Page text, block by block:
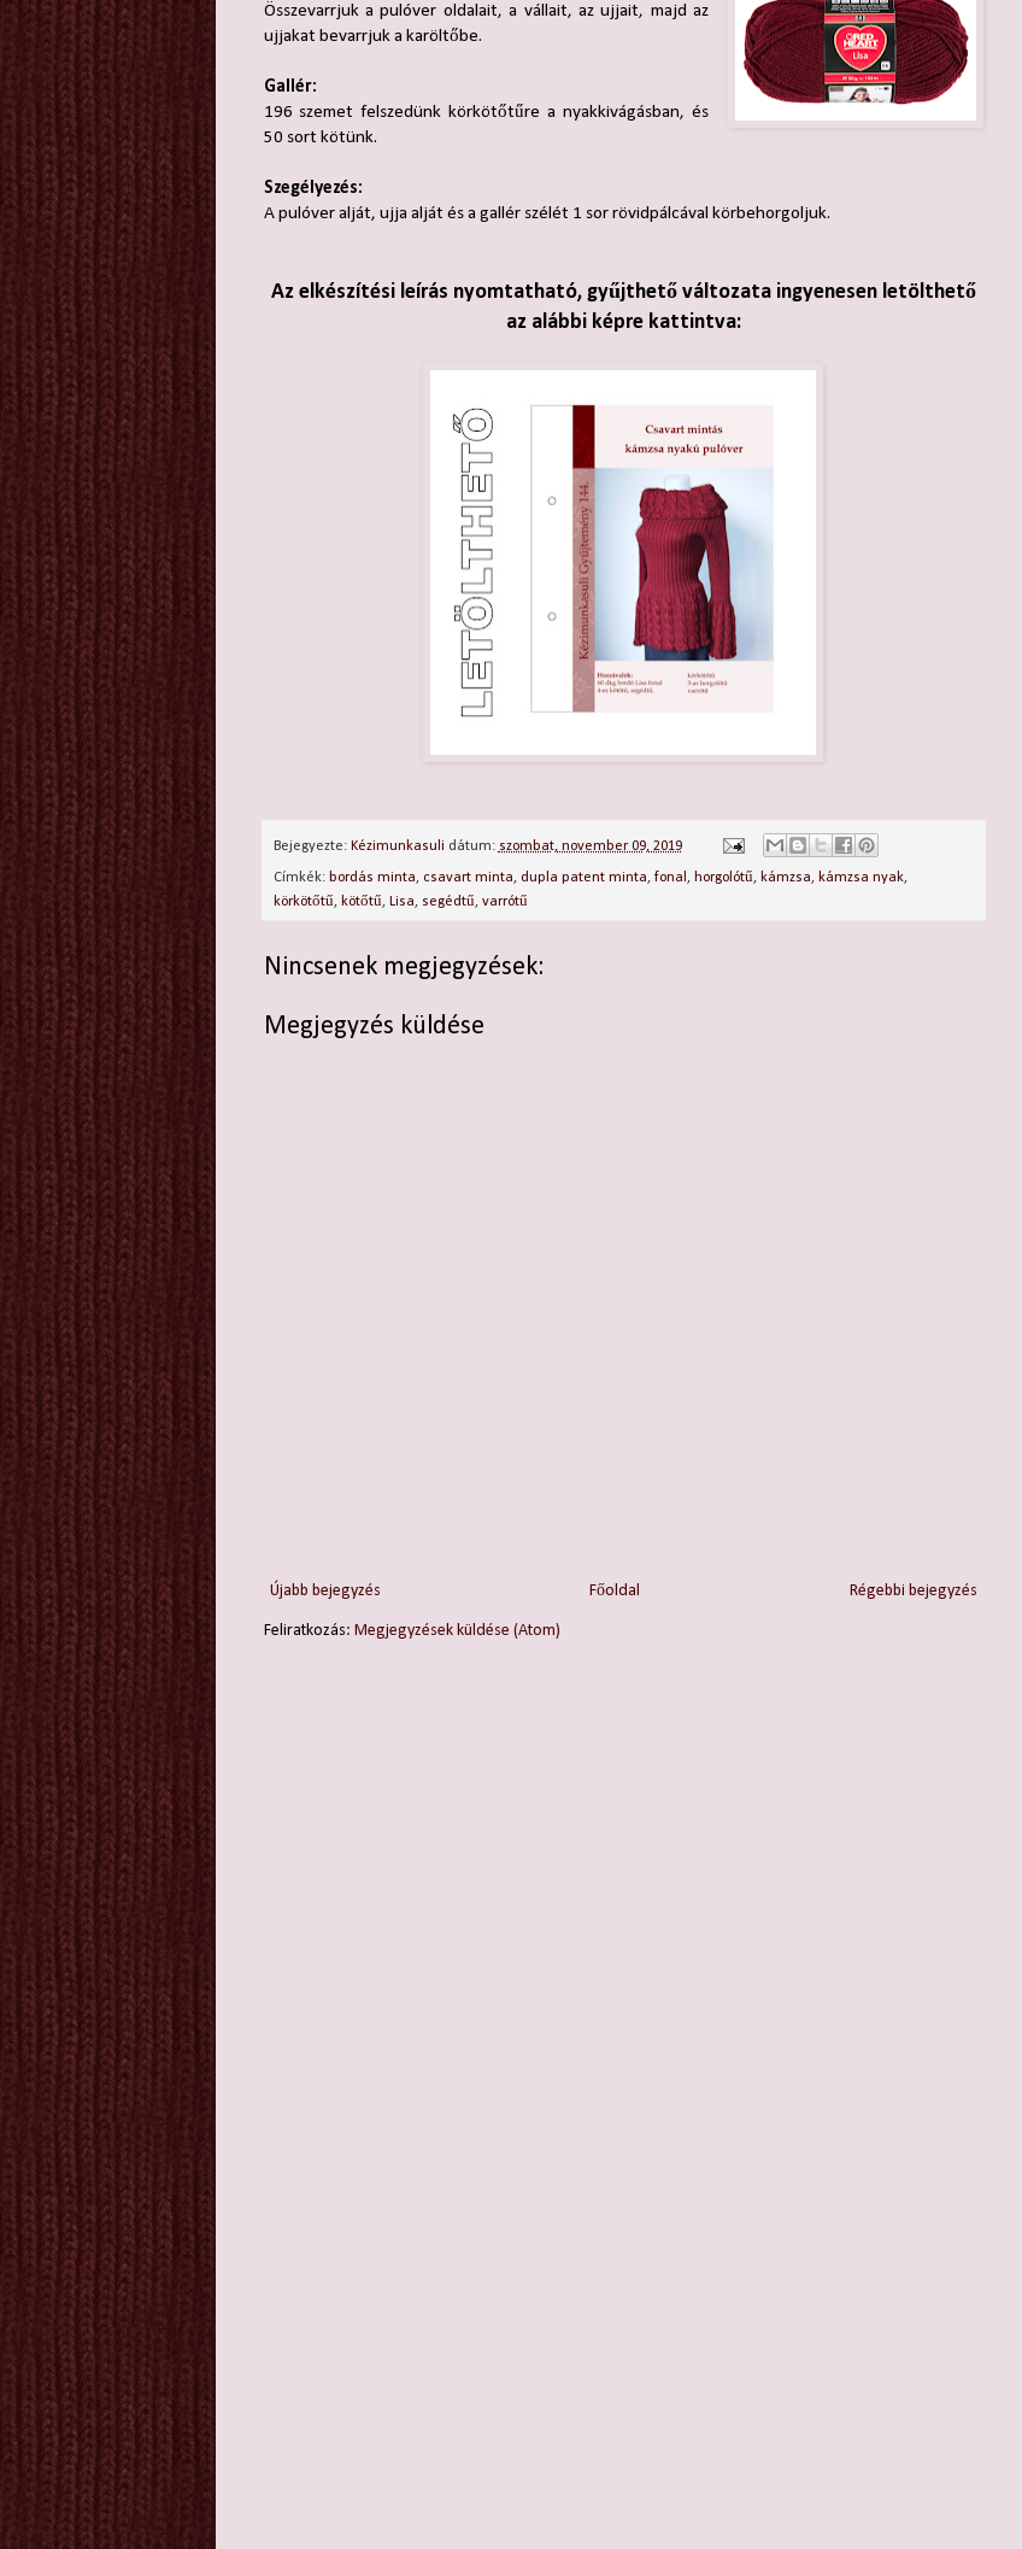
Összevarrjuk a pulóver oldalait, a vállait, az ujjait, majd az
ujjakat bevarrjuk a karöltőbe.
Gallér:
196 szemet felszedünk körkötőtűre a nyakkivágásban, és
50 sort kötünk.
Szegélyezés:
A pulóver alját, ujja alját és a gallér szélét 1 sor rövidpálcával körbehorgoljuk.
Az elkészítési leírás nyomtatható, gyűjthető változata ingyenesen letölthető
az alábbi képre kattintva:
Bejegyezte: Kézimunkasuli dátum: szombat, november 09, 2019
Címkék: bordás minta, csavart minta, dupla patent minta, fonal, horgolótű, kámzsa, kámzsa nyak,
körkötőtű, kötőtű, Lisa, segédtű, varrótű
Nincsenek megjegyzések:
Megjegyzés küldése
Újabb bejegyzés Régebbi bejegyzés
Főoldal
Feliratkozás: Megjegyzések küldése (Atom)